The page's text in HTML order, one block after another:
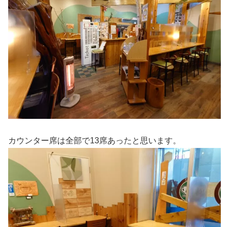
カウンター席は全部で13席あったと思います。